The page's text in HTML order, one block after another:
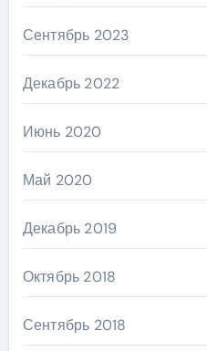
Сентябрь 2023
Декабрь 2022
Июнь 2020
Май 2020
Декабрь 2019
Октябрь 2018
Сентябрь 2018